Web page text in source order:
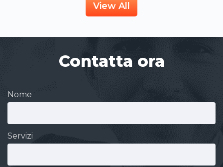
View All
Contatta ora
Nome
Servizi